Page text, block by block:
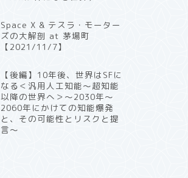
Space X & テスラ・モーター
ズの大解剖 at 茅場町
【2021/11/7】
【後編】10年後、世界はSFに
なる＜汎用人工知能〜超知能
以降の世界へ＞〜2030年〜
2060年にかけての知能爆発
と、その可能性とリスクと提
言〜